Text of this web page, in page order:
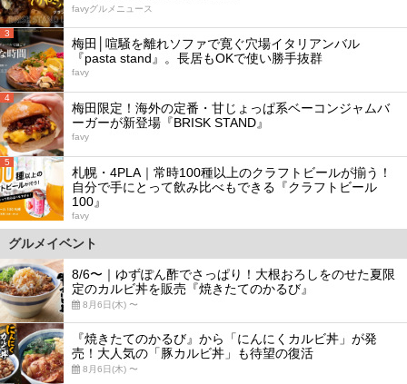
favyグルメニュース
3
梅田│喧騒を離れソファで寛ぐ穴場イタリアンバル
『pasta stand』。長居もOKで使い勝手抜群
favy
4
梅田限定！海外の定番・甘じょっぱ系ベーコンジャムバ
ーガーが新登場『BRISK STAND』
favy
5
札幌・4PLA｜常時100種以上のクラフトビールが揃う！
自分で手にとって飲み比べもできる『クラフトビール
100』
favy
グルメイベント
8/6〜｜ゆずぽん酢でさっぱり！大根おろしをのせた夏限
定のカルビ丼を販売『焼きたてのかるび』
8月6日(木) 〜
『焼きたてのかるび』から「にんにくカルビ丼」が発
売！大人気の「豚カルビ丼」も待望の復活
8月6日(木) 〜